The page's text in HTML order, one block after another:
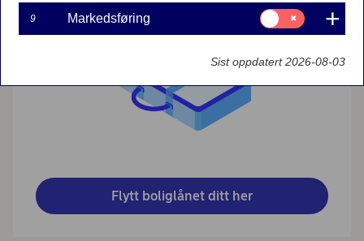
Flytt boliglånet ditt her
9 Markedsføring
Samtykke
til:
Markedsføring
Sist oppdatert 2026-08-03